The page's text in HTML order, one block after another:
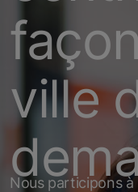
ville
Nous participons